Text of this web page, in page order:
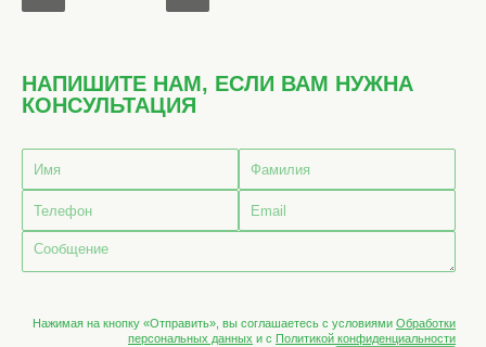
НАПИШИТЕ НАМ, ЕСЛИ ВАМ НУЖНА
КОНСУЛЬТАЦИЯ
Нажимая на кнопку «Отправить», вы соглашаетесь с условиями Обработки
персональных данных и с Политикой конфиденциальности